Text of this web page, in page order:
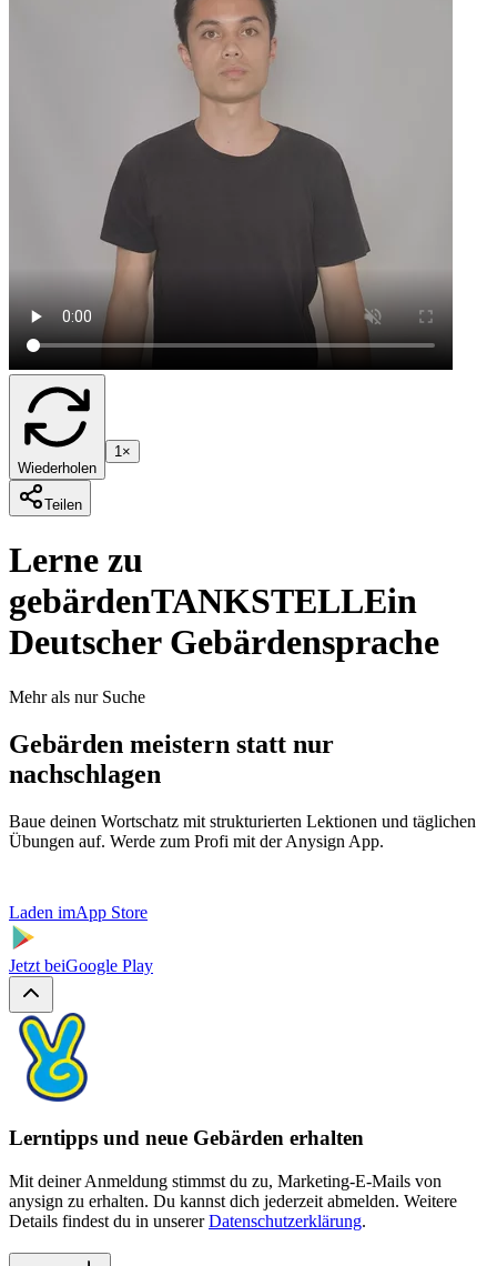
Wiederholen
1×
Teilen
Lerne zu
gebärdenTANKSTELLEin
Deutscher Gebärdensprache
Mehr als nur Suche
Gebärden meistern statt nur
nachschlagen
Baue deinen Wortschatz mit strukturierten Lektionen und täglichen
Übungen auf. Werde zum Profi mit der Anysign App.
Laden imApp Store
Jetzt beiGoogle Play
Lerntipps und neue Gebärden erhalten
Mit deiner Anmeldung stimmst du zu, Marketing-E-Mails von
anysign zu erhalten. Du kannst dich jederzeit abmelden. Weitere
Details findest du in unserer Datenschutzerklärung.